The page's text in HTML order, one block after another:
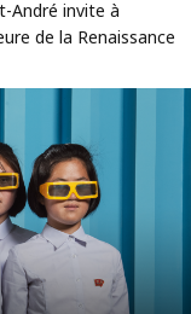
André invite à
de la Renaissance